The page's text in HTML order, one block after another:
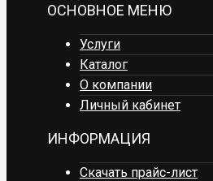
ОСНОВНОЕ МЕНЮ
Услуги
Каталог
О компании
Личный кабинет
ИНФОРМАЦИЯ
Скачать прайс-лист